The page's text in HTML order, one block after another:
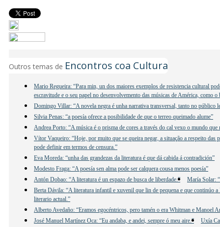
Outros temas de Encontros coa Cultura
Mario Regueira: “Para min, un dos maiores exemplos de resistencia cultural
escravitude e o seu papel no desenvolvemento das músicas de América, como o
Domingo Villar: “A novela negra é unha narrativa transversal, tanto no público
Silvia Penas: “a poesía ofrece a posibilidade de que o terreo queimado alume”
Andrea Porto: “A música é o prisma de cores a través do cal vexo o mundo que
Vítor Vaqueiro: “Hoje, por muito que se queira negar, a situação a respeito das
pode definir em termos de censura.”
Eva Moreda: “unha das grandezas da literatura é que dá cabida á contradición”
Modesto Fraga: “A poesía sen alma pode ser calquera cousa menos poesía”
Antón Dobao: “A literatura é un espazo de busca de liberdade.”
María Solar:
Berta Dávila: “A literatura infantil e xuvenil que lin de pequena e que continúo
literario actual.”
Alberto Avedaño: “Eramos egocéntricos, pero tamén o era Whitman e Manoel
José Manuel Martínez Oca: “Eu andaba, e andei, sempre ó meu aire.”
Uxía